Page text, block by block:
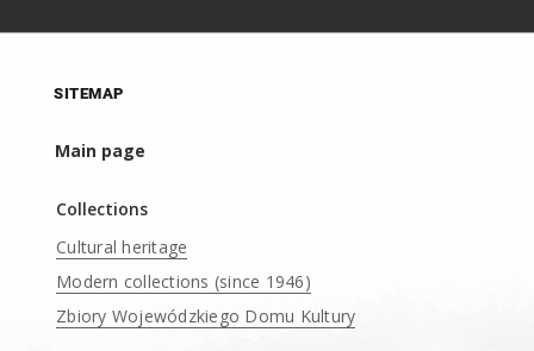
SITEMAP
Main page
Collections
Cultural heritage
Modern collections (since 1946)
Zbiory Wojewódzkiego Domu Kultury